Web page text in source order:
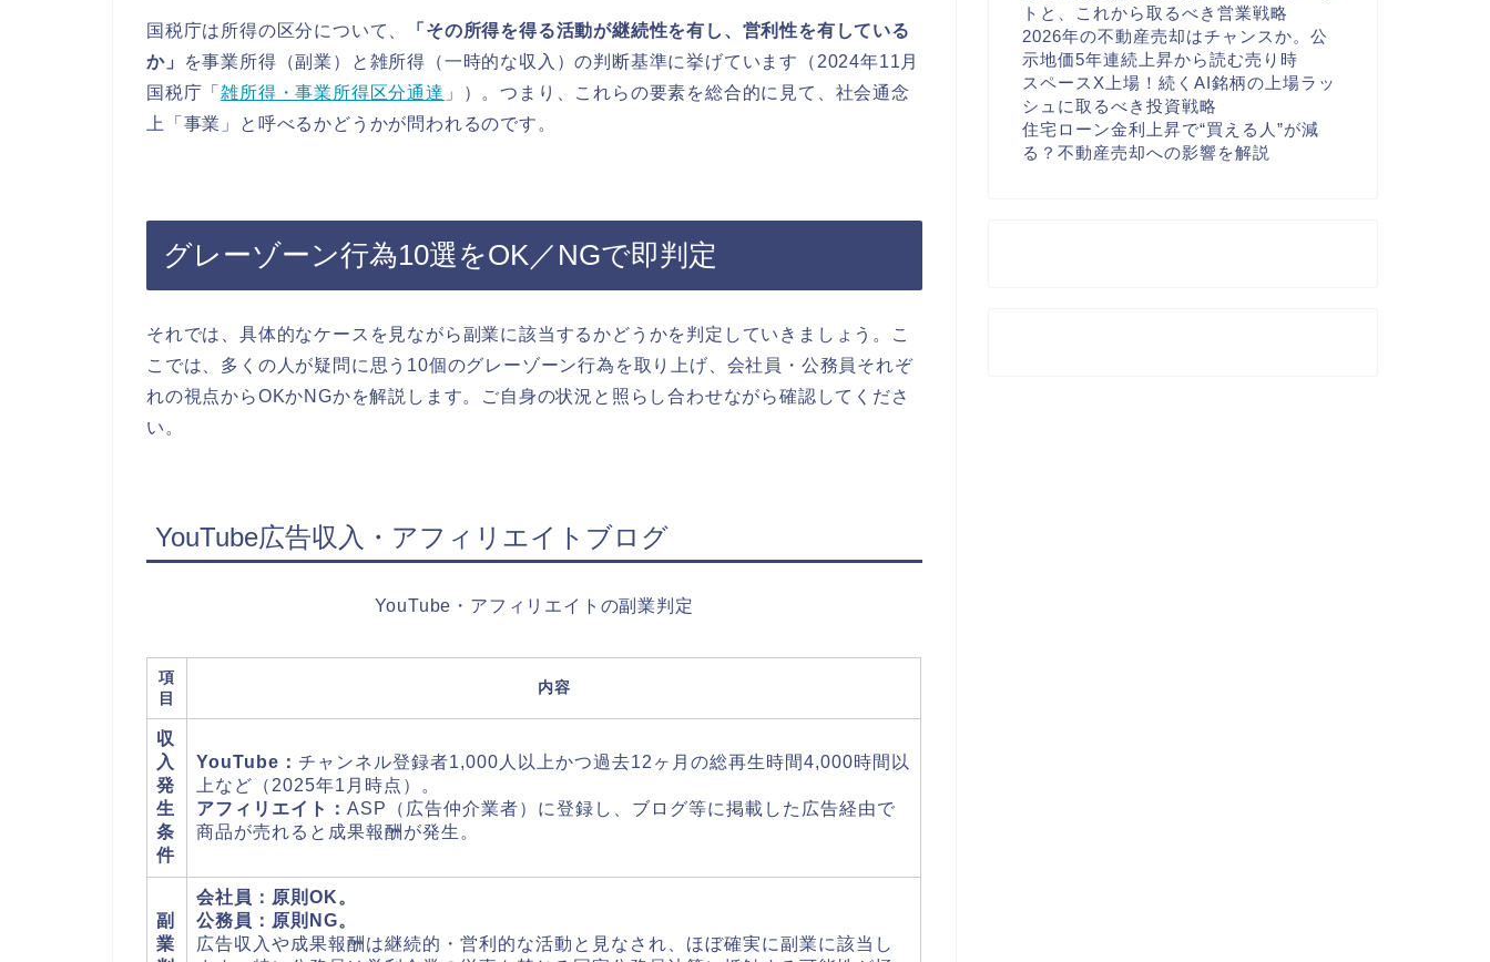
国税庁は所得の区分について、
「その所得を得る活動が継続性を有し、営利性を有している
か」
を事業所得（副業）と雑所得（一時的な収入）の判断基準に挙げています（2024年11月
国税庁「雑所得・事業所得区分通達 」）。つまり、これらの要素を総合的に見て、社会通念
上「事業」と呼べるかどうかが問われるのです。
グレーゾーン行為10選をOK／NGで即判定
それでは、具体的なケースを見ながら副業に該当するかどうかを判定していきましょう。こ
こでは、多くの人が疑問に思う10個のグレーゾーン行為を取り上げ、会社員・公務員それぞ
れの視点からOKかNGかを解説します。ご自身の状況と照らし合わせながら確認してくださ
い。
YouTube広告収入・アフィリエイトブログ
YouTube・アフィリエイトの副業判定
項
目
内容
収
入
発
生
条
件
YouTube： チャンネル登録者1,000人以上かつ過去12ヶ月の総再生時間4,000時間以
上など（2025年1月時点）。
アフィリエイト： ASP（広告仲介業者）に登録し、ブログ等に掲載した広告経由で
商品が売れると成果報酬が発生。
副
業
会社員：原則OK。
公務員：原則NG。
広告収入や成果報酬は継続的・営利的な活動と見なされ、ほぼ確実に副業に該当し
トと、これから取るべき営業戦略
2026年の不動産売却はチャンスか。公
示地価5年連続上昇から読む売り時
スペースX上場！続くAI銘柄の上場ラッ
シュに取るべき投資戦略
住宅ローン金利上昇で“買える人”が減
る？不動産売却への影響を解説